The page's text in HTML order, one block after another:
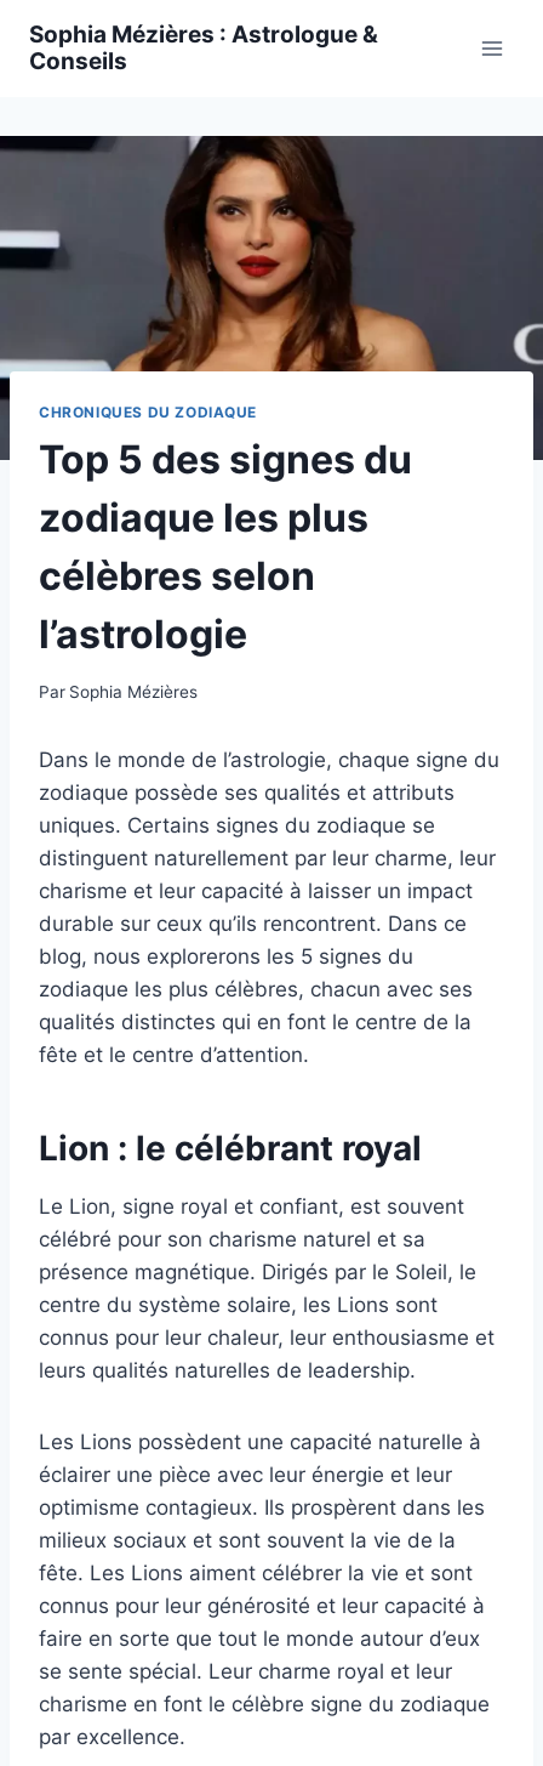
Sophia Mézières : Astrologue &
Conseils
CHRONIQUES DU ZODIAQUE
Top 5 des signes du
zodiaque les plus
célèbres selon
l’astrologie
Par Sophia Mézières
Dans le monde de l’astrologie, chaque signe du
zodiaque possède ses qualités et attributs
uniques. Certains signes du zodiaque se
distinguent naturellement par leur charme, leur
charisme et leur capacité à laisser un impact
durable sur ceux qu’ils rencontrent. Dans ce
blog, nous explorerons les 5 signes du
zodiaque les plus célèbres, chacun avec ses
qualités distinctes qui en font le centre de la
fête et le centre d’attention.
Lion : le célébrant royal
Le Lion, signe royal et confiant, est souvent
célébré pour son charisme naturel et sa
présence magnétique. Dirigés par le Soleil, le
centre du système solaire, les Lions sont
connus pour leur chaleur, leur enthousiasme et
leurs qualités naturelles de leadership.
Les Lions possèdent une capacité naturelle à
éclairer une pièce avec leur énergie et leur
optimisme contagieux. Ils prospèrent dans les
milieux sociaux et sont souvent la vie de la
fête. Les Lions aiment célébrer la vie et sont
connus pour leur générosité et leur capacité à
faire en sorte que tout le monde autour d’eux
se sente spécial. Leur charme royal et leur
charisme en font le célèbre signe du zodiaque
par excellence.